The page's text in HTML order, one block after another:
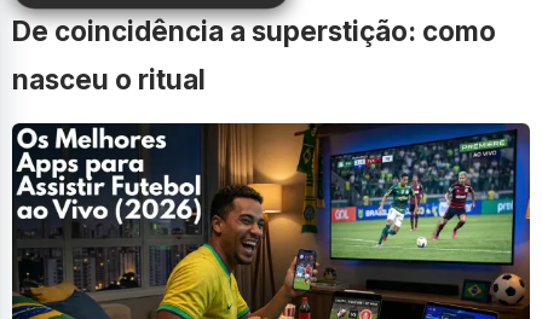
De coincidência a superstição: como
nasceu o ritual